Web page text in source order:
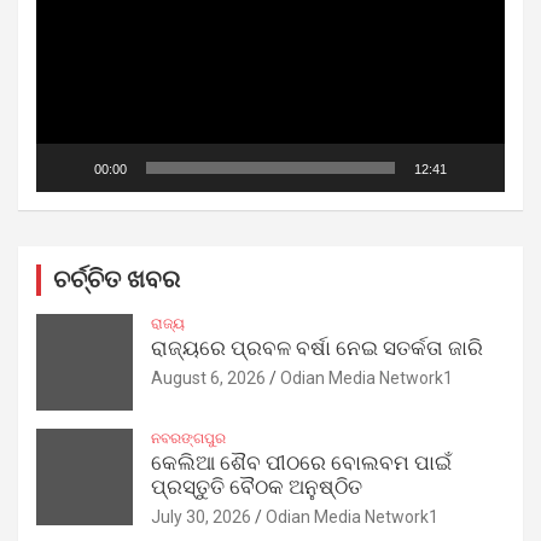
00:00 12:41
ଚର୍ଚ୍ଚିତ ଖବର
ରାଜ୍ୟ
ରାଜ୍ୟରେ ପ୍ରବଳ ବର୍ଷା ନେଇ ସତର୍କତା ଜାରି
August 6, 2026 Odian Media Network1
ନବରଙ୍ଗପୁର
କେଲିଆ ଶୈବ ପୀଠରେ ବୋଲବମ ପାଇଁ
ପ୍ରସ୍ତୁତି ବୈଠକ ଅନୁଷ୍ଠିତ
July 30, 2026 Odian Media Network1